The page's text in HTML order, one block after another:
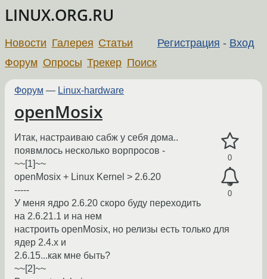
LINUX.ORG.RU
Регистрация - Вход
Новости Галерея Статьи
Форум Опросы Трекер Поиск
Форум — Linux-hardware
openMosix
0
0
Итак, настраиваю сабж у себя дома..
появмлось несколько ворпросов -
~~[1]~~
openMosix + Linux Kernel > 2.6.20
-----
У меня ядро 2.6.20 скоро буду переходить
на 2.6.21.1 и на нем
настроить openMosix, но релизы есть только для
ядер 2.4.х и
2.6.15...как мне быть?
~~[2]~~